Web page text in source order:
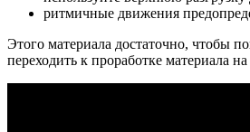
ритмичные движения
Этого материала достаточно, чтобы
переходить к проработке материала на